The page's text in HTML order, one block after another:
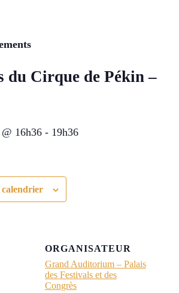
du Cirque de Pékin –
16h36 - 19h36
ORGANISATEUR
Grand Auditorium – Palais
des Festivals et des
Congrès